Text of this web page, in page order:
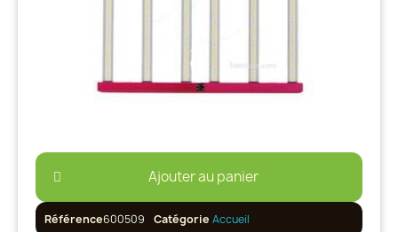
Ajouter au panier
Référence600509 Catégorie Accueil